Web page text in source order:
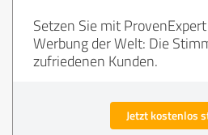
Setzen Sie mit
Werbung der Welt: Die
zufriedenen Kunden.
Jetzt kostenlos